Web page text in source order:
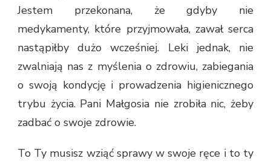
Jestem przekonana, że gdyby nie
medykamenty, które przyjmowała, zawał serca
nastąpiłby dużo wcześniej. Leki jednak, nie
zwalniają nas z myślenia o zdrowiu, zabiegania
o swoją kondycję i prowadzenia higienicznego
trybu życia. Pani Małgosia nie zrobiła nic, żeby
zadbać o swoje zdrowie.
To Ty musisz wziąć sprawy w swoje ręce i to ty